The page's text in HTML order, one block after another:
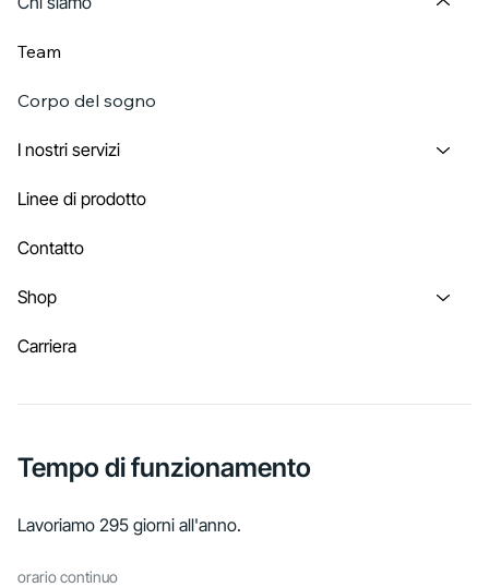
Team
Corpo del sogno
I nostri servizi
Linee di prodotto
Contatto
Shop
Carriera
Tempo di funzionamento
Lavoriamo 295 giorni all'anno.
orario continuo